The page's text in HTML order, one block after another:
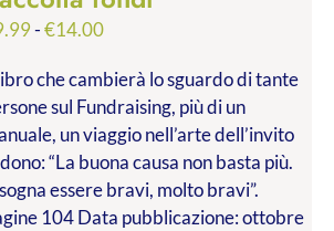
-€14.00Fascia
prezzo:
da
€9.99
a
€14.00
che cambierà lo sguardo di tante
sul Fundraising, più di un
un viaggio nell’arte dell’invito
“La buona causa non basta più.
essere bravi, molto bravi”.
104 Data pubblicazione: ottobre